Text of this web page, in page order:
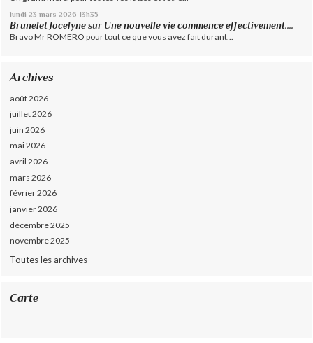
lundi 23 mars 2026 13h35
Brunelet Jocelyne sur Une nouvelle vie commence effectivement....
Bravo Mr ROMERO pour tout ce que vous avez fait durant...
Archives
août 2026
juillet 2026
juin 2026
mai 2026
avril 2026
mars 2026
février 2026
janvier 2026
décembre 2025
novembre 2025
Toutes les archives
Carte